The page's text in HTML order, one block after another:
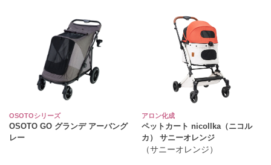
OSOTOシリーズ
OSOTO GO グランデ アーバング
レー
アロン化成
ペットカート nicollka（ニコル
カ） サニーオレンジ
（サニーオレンジ）